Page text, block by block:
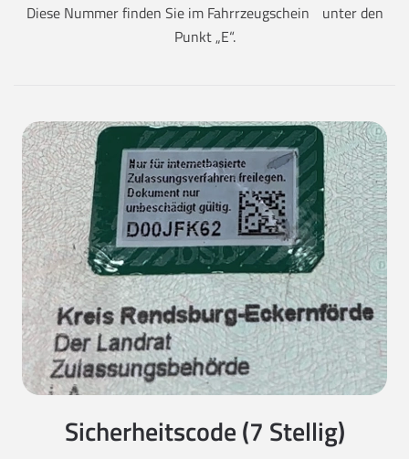
Diese Nummer finden Sie im Fahrrzeugschein unter den
Punkt „E“.
Sicherheitscode (7 Stellig)